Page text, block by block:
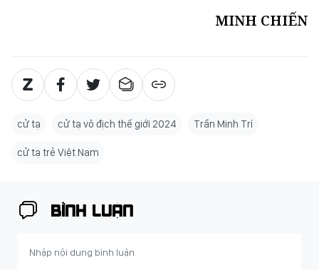
MINH CHIẾN
cử tạ cử tạ vô địch thế giới 2024 Trần Minh Trí
cử tạ trẻ Việt Nam
BÌNH LUẬN